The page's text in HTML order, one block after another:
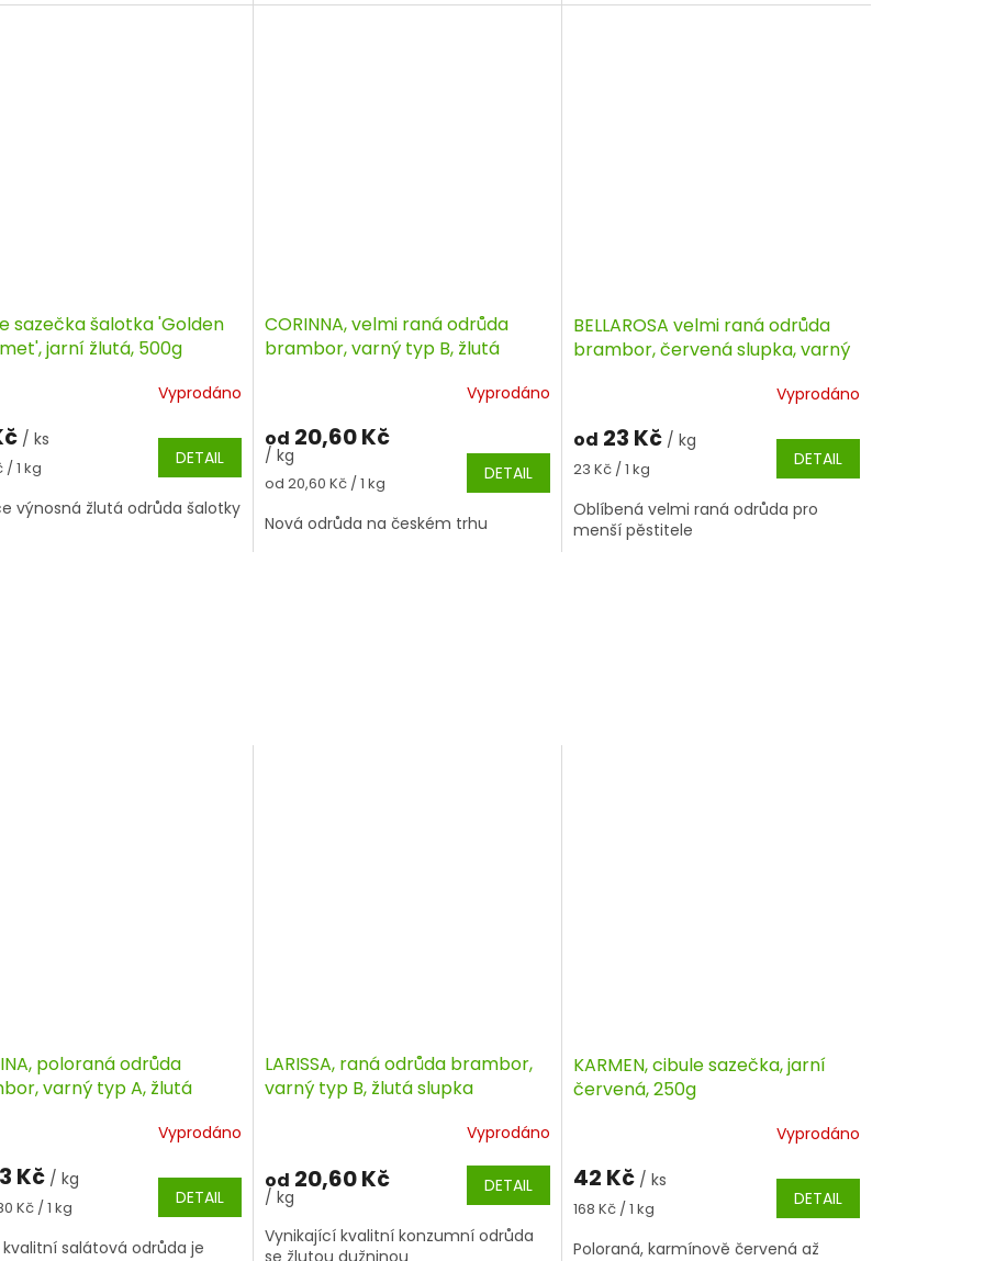
sazečka šalotka 'Golden
jarní žlutá, 500g
Vyprodáno
/ ks
/ 1 kg DETAIL
výnosná žlutá odrůda šalotky
CORINNA, velmi raná odrůda
brambor, varný typ B, žlutá
Vyprodáno
od 20,60 Kč
/ kg
Měrná
od 20,60 Kč / 1 kg DETAIL
Nová odrůda na českém trhu
BELLAROSA velmi raná odrůda
brambor, červená slupka, varný
Vyprodáno
od 23 Kč / kg
Měrná
23 Kč / 1 kg DETAIL
Oblíbená velmi raná odrůda pro
menší pěstitele
poloraná odrůda
varný typ A, žlutá
Vyprodáno
Kč / kg
Kč / 1 kg DETAIL
salátová odrůda je
LARISSA, raná odrůda brambor,
varný typ B, žlutá slupka
Vyprodáno
od 20,60 Kč
/ kg
DETAIL
Vynikající kvalitní konzumní odrůda
se žlutou dužninou
KARMEN, cibule sazečka, jarní
červená, 250g
Vyprodáno
42 Kč / ks
Měrná
168 Kč / 1 kg DETAIL
Poloraná, karmínově červená až